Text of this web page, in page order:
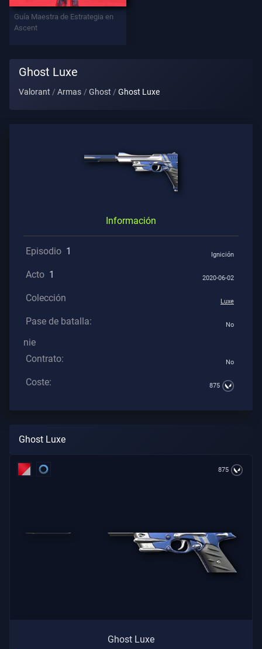
INFORMACIÓN
Artículos
Guía Maestra de Estrategia en
Ascent
Ghost Luxe
Valorant Armas Ghost Ghost Luxe
Información
Episodio 1 Ignición
Acto 1 2020-06-02
Colección Luxe
Pase de batalla: No
nie
Contrato:
No
Coste: 875
Ghost Luxe
875
Ghost Luxe